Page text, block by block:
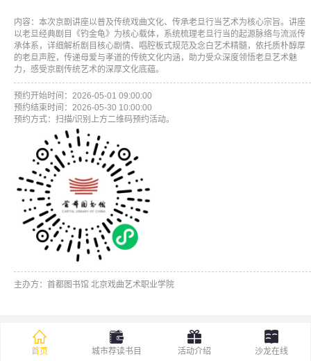
内容：本次京剧讲座以普及传统戏曲文化、传承老旦行当艺术为核心宗旨。讲座
以老旦经典剧目《钓金龟》为核心载体，系统梳理老旦行当的起源脉络与流派传
承体系，详细解析剧目核心剧情、唱腔板式规范及念白艺术精髓，依托质朴醇厚
的老旦声腔，传递母爱与孝道的传统文化内涵，助力受众深度领悟老旦艺术魅
力，感受京剧传统艺术的深厚文化底蕴。
预约开始时间：2026-05-01 09:00:00
预约结束时间：2026-05-30 10:00:00
预约方式：扫描/识别上方二维码预约活动。
主办方：首都图书馆 北京戏曲艺术职业学院
首页 城市荐读书目 活动介绍 沙龙在线